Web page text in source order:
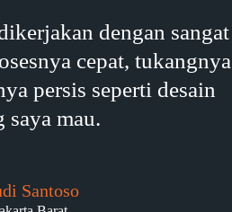
dengan sangat
cepat, tukangnya
persis seperti desain
saya mau.
Santoso